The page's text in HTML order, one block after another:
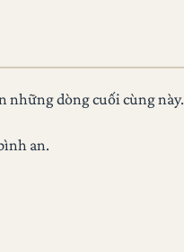
những dòng cuối cùng này.
an.